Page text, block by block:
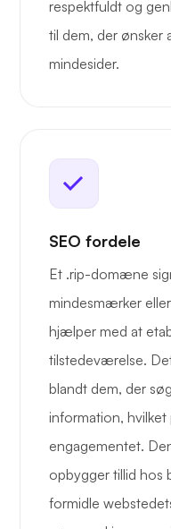
respektfuldt og
til dem, der ønsker
mindesider.
SEO fordele
Et .rip-domæne
mindesmærker
hjælper med at
tilstedeværelse.
blandt dem, der
information,
engagementet.
opbygger tillid hos
formidle